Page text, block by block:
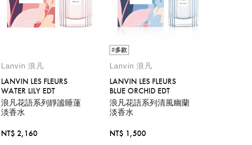
Lanvin 浪凡
LANVIN LES FLEURS
WATER LILY EDT
浪凡花語系列靜謐睡蓮
淡香水
NT$ 2,160
#多款
Lanvin 浪凡
LANVIN LES FLEURS
BLUE ORCHID EDT
浪凡花語系列清風幽蘭
淡香水
NT$ 1,500